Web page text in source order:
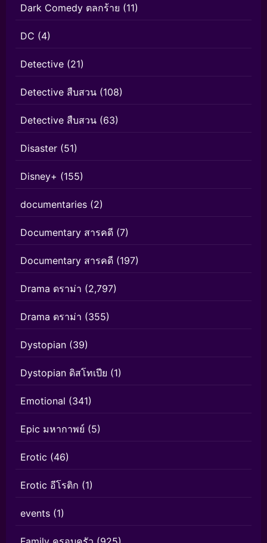
Dark Comedy ตลกร้าย (11)
DC (4)
Detective (21)
Detective สืบสวน (108)
Detective สืบสวน (63)
Disaster (51)
Disney+ (155)
documentaries (2)
Documentary สารคดี (7)
Documentary สารคดี (197)
Drama ดราม่า (2,797)
Drama ดราม่า (355)
Dystopian (39)
Dystopian ดิสโทเปีย (1)
Emotional (341)
Epic มหากาพย์ (5)
Erotic (46)
Erotic อีโรติก (1)
events (1)